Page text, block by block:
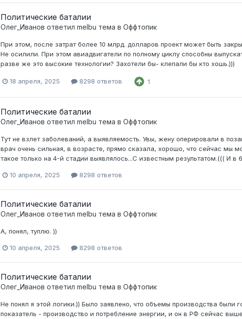
Политические баталии
Олег_Иванов ответил melbu тема в Оффтопик
При этом, после затрат более 10 млрд. долларов проект может быть
Не осилили. При этом авиадвигатели по полному циклу способны
разве же это высокие технологии? Захотели бы- клепали бы кто хошь.)))
18 апреля, 2025 8298 ответов 1
Политические баталии
Олег_Иванов ответил melbu тема в Оффтопик
Тут не взлет заболеваний, а выявляемость. Увы, жену оперировали в
врач очень сильная, в возрасте, прямо сказала, хорошо, что сейчас мы
такое только на 4-й стадии выявлялось...С известным результатом.((( И в
10 апреля, 2025 8298 ответов
Политические баталии
Олег_Иванов ответил melbu тема в Оффтопик
А, понял, туплю. ))
10 апреля, 2025 8298 ответов
Политические баталии
Олег_Иванов ответил melbu тема в Оффтопик
Не понял я этой логики.)) Было заявлено, что объемы производства были
показатель - производство и потребление энергии, и он в РФ сейчас